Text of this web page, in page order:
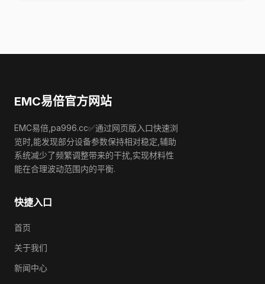
EMC易倍官方网站
EMC易倍,pa996.cc✅通过网页版入口快速浏
览时,能发现部分设备参数保持相对稳定,辅助
系统减少了频繁调整带来的干扰,实现材料性
能在合理波动范围内的平衡.
快捷入口
首页
关于我们
新闻中心